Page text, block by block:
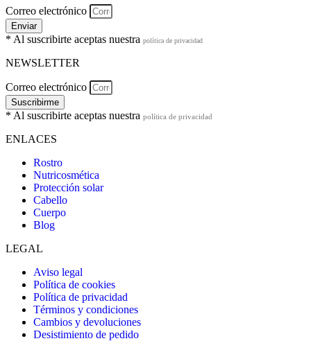
Correo electrónico
Enviar
* Al suscribirte aceptas nuestra política de privacidad
NEWSLETTER
Correo electrónico
Suscribirme
* Al suscribirte aceptas nuestra política de privacidad
ENLACES
Rostro
Nutricosmética
Protección solar
Cabello
Cuerpo
Blog
LEGAL
Aviso legal
Política de cookies
Política de privacidad
Términos y condiciones
Cambios y devoluciones
Desistimiento de pedido